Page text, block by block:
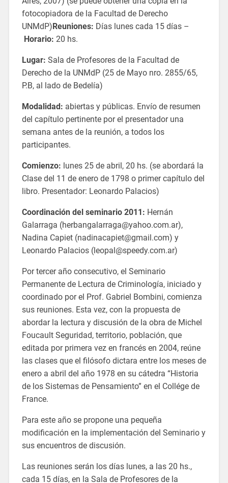
fotocopiadora de la Facultad de Derecho
UNMdP)Reuniones: Días lunes cada 15 días –
Horario: 20 hs.
Lugar: Sala de Profesores de la Facultad de
Derecho de la UNMdP (25 de Mayo nro. 2855/65,
P.B, al lado de Bedelía)
Modalidad: abiertas y públicas. Envío de resumen
del capítulo pertinente por el presentador una
semana antes de la reunión, a todos los
participantes.
Comienzo: lunes 25 de abril, 20 hs. (se abordará la
Clase del 11 de enero de 1798 o primer capítulo del
libro. Presentador: Leonardo Palacios)
Coordinación del seminario 2011: Hernán
Galarraga (herbangalarraga@yahoo.com.ar),
Nadina Capiet (nadinacapiet@gmail.com) y
Leonardo Palacios (leopal@speedy.com.ar)
Por tercer año consecutivo, el Seminario
Permanente de Lectura de Criminología, iniciado y
coordinado por el Prof. Gabriel Bombini, comienza
sus reuniones. Esta vez, con la propuesta de
abordar la lectura y discusión de la obra de Michel
Foucault Seguridad, territorio, población, que
editada por primera vez en francés en 2004, reúne
las clases que el filósofo dictara entre los meses de
enero a abril del año 1978 en su cátedra “Historia
de los Sistemas de Pensamiento” en el Collége de
France.
Para este año se propone una pequeña
modificación en la implementación del Seminario y
sus encuentros de discusión.
Las reuniones serán los días lunes, a las 20 hs.,
cada 15 días, en la Sala de Profesores de la